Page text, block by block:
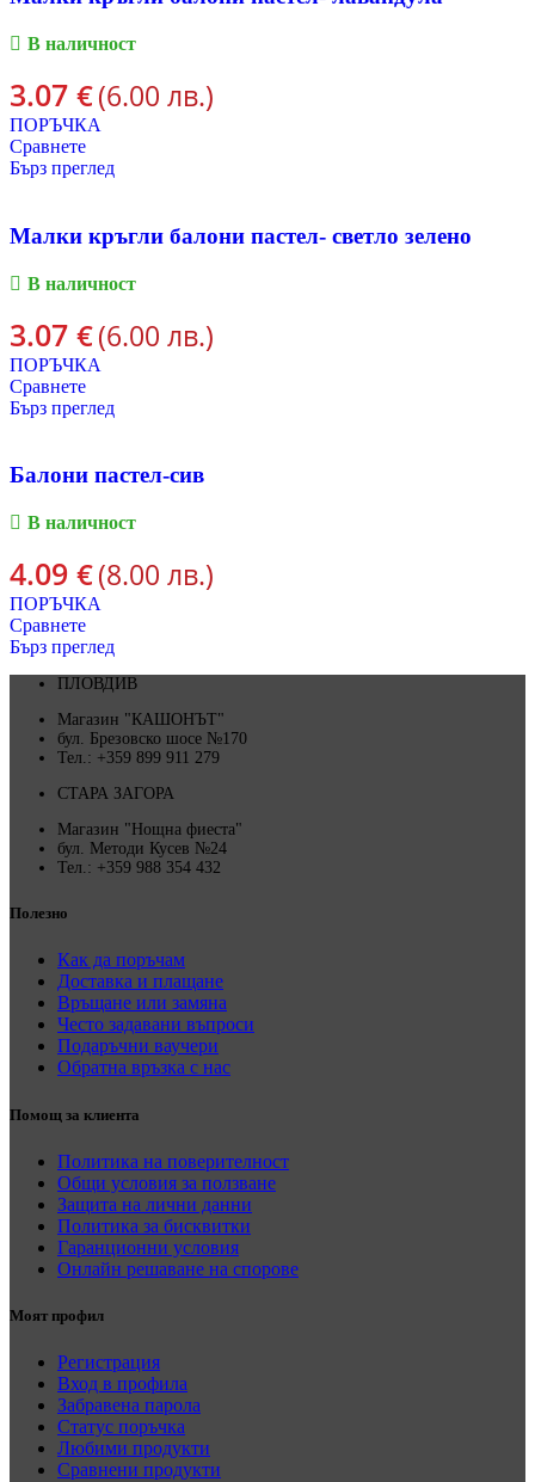
В наличност
3.07 €(6.00 лв.)
ПОРЪЧКА
Сравнете
Бърз преглед
Малки кръгли балони пастел- светло зелено
В наличност
3.07 €(6.00 лв.)
ПОРЪЧКА
Сравнете
Бърз преглед
Балони пастел-сив
В наличност
4.09 €(8.00 лв.)
ПОРЪЧКА
Сравнете
Бърз преглед
ПЛОВДИВ
Магазин "КАШОНЪТ"
бул. Брезовско шосе №170
Тел.: +359 899 911 279
СТАРА ЗАГОРА
Магазин "Нощна фиеста"
бул. Методи Кусев №24
Тел.: +359 988 354 432
Полезно
Как да поръчам
Доставка и плащане
Връщане или замяна
Често задавани въпроси
Подаръчни ваучери
Обратна връзка с нас
Помощ за клиента
Политика на поверителност
Общи условия за ползване
Защита на лични данни
Политика за бисквитки
Гаранционни условия
Онлайн решаване на спорове
Моят профил
Регистрация
Вход в профила
Забравена парола
Статус поръчка
Любими продукти
Сравнени продукти